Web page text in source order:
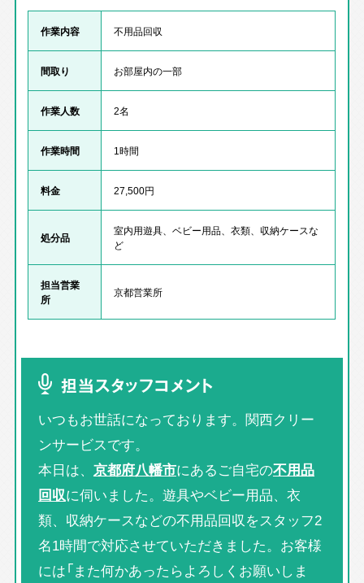
作業内容 不用品回収
間取り お部屋内の一部
作業人数 2名
作業時間 1時間
料金 27,500円
処分品
室内用遊具、ベビー用品、衣類、収納ケースな
ど
担当営業
所
京都営業所
担当スタッフコメント
いつもお世話になっております。関西クリー
ンサービスです。
本日は、 京都府八幡市にあるご自宅の不用品
回収に伺いました。遊具やベビー用品、衣
類、収納ケースなどの不用品回収をスタッフ2
名1時間で対応させていただきました。お客様
には「また何かあったらよろしくお願いしま